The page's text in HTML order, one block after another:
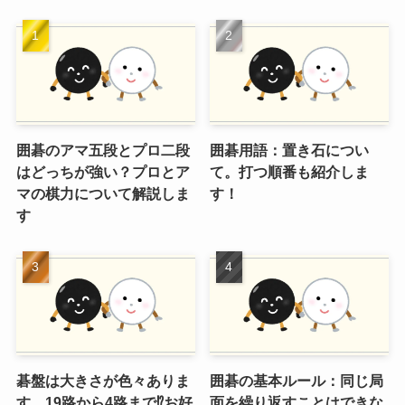
囲碁のアマ五段とプロ二段
はどっちが強い？プロとア
マの棋力について解説しま
す
囲碁用語：置き石につい
て。打つ順番も紹介しま
す！
碁盤は大きさが色々ありま
囲碁の基本ルール：同じ局